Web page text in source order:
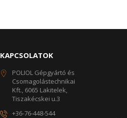
KAPCSOLATOK
POLIOL Gépgyártó és
Csomagolástechnikai
Kft., 6065 Lakitelek,
Tiszakécskei u.3
+36-76-448-544